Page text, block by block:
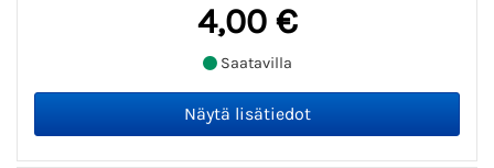
4,00 €
Saatavilla